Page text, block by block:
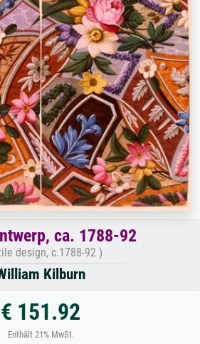
ca. 1788-92
design, c.1788-92 )
Kilburn
€ 151.92
Enthält 21% MwSt.